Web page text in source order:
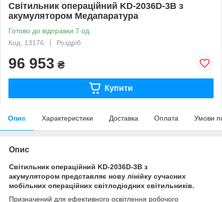
Світильник операційний KD-2036D-3В з
акумулятором Медапаратура
Готово до відправки 7 од.
Код: 13176
Роздріб
96 953 ₴
Купити
Опис Характеристики Доставка Оплата Умови
Опис
Світильник операційний KD-2036D-3В з
акумулятором представляє нову лінійку сучасних
мобільних операційних світлодіодних світильників.
Призначений для ефективного освітлення робочого